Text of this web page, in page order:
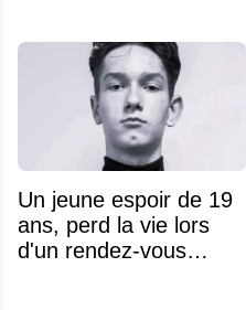
Un jeune espoir de 19
ans, perd la vie lors
d'un rendez-vous